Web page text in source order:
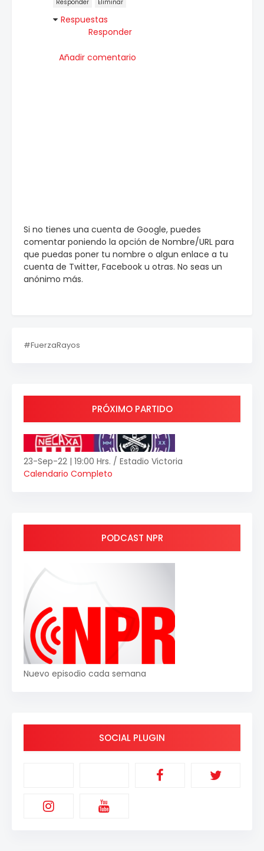
Responder Eliminar
Respuestas
Responder
Añadir comentario
Si no tienes una cuenta de Google, puedes
comentar poniendo la opción de Nombre/URL para
que puedas poner tu nombre o algun enlace a tu
cuenta de Twitter, Facebook u otras. No seas un
anónimo más.
#FuerzaRayos
PRÓXIMO PARTIDO
23-Sep-22 | 19:00 Hrs. / Estadio Victoria
Calendario Completo
PODCAST NPR
Nuevo episodio cada semana
SOCIAL PLUGIN